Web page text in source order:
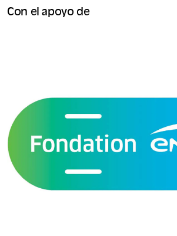
Con el apoyo de